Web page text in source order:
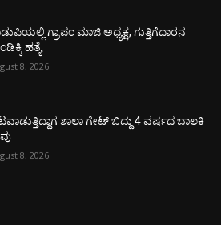
ಗ್ರಾಪಂ ಮಾಜಿ ಅಧ್ಯಕ್ಷ, ಗುತ್ತಿಗೆದಾರನ
ಹತ್ಯೆ
8, 2026
ಶಾಲಾ ಗೇಟ್‌ ಬಿದ್ದು 4 ವರ್ಷದ ಬಾಲಕಿ
8, 2026